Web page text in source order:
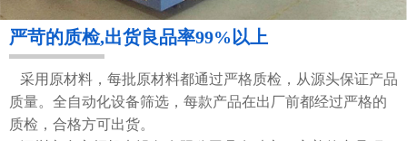
严苛的质检,出货良品率99%以上
采用原材料，每批原材料都通过严格质检，从源头保证产品
质量。全自动化设备筛选，每款产品在出厂前都经过严格的
质检，合格方可出货。